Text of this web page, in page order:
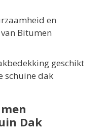
en
Bitumen
geschikt
schuine dak
Dak